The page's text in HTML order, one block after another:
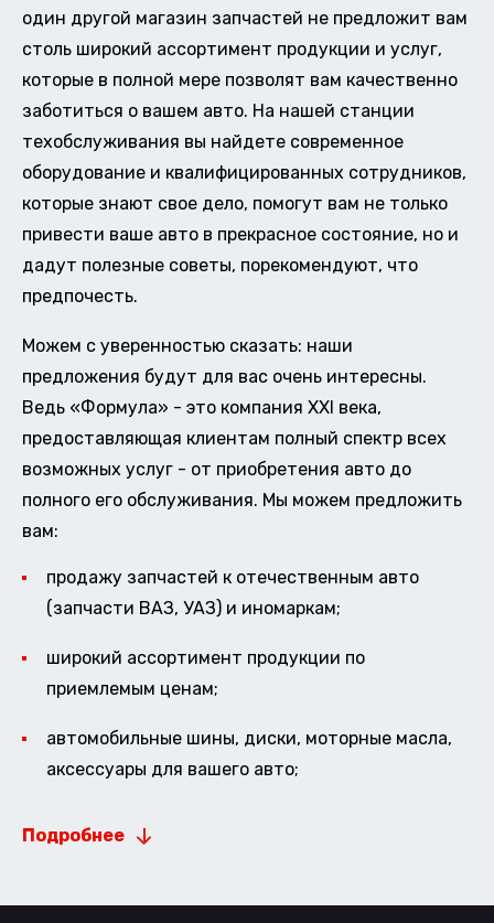
один другой магазин запчастей не предложит вам
столь широкий ассортимент продукции и услуг,
которые в полной мере позволят вам качественно
заботиться о вашем авто. На нашей станции
техобслуживания вы найдете современное
оборудование и квалифицированных сотрудников,
которые знают свое дело, помогут вам не только
привести ваше авто в прекрасное состояние, но и
дадут полезные советы, порекомендуют, что
предпочесть.
Можем с уверенностью сказать: наши
предложения будут для вас очень интересны.
Ведь «Формула» - это компания XXI века,
предоставляющая клиентам полный спектр всех
возможных услуг - от приобретения авто до
полного его обслуживания. Мы можем предложить
вам:
продажу запчастей к отечественным авто
(запчасти ВАЗ, УАЗ) и иномаркам;
широкий ассортимент продукции по
приемлемым ценам;
автомобильные шины, диски, моторные масла,
аксессуары для вашего авто;
Подробнее